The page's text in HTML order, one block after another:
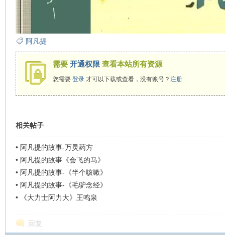
阿凡提
需要 开通权限 查看本站所有资源
您需要 登录才可以下载或查看，没有账号？ 注册
相关帖子
• 阿凡提的故事-万灵药方
• 阿凡提的故事《会飞的马》
• 阿凡提的故事-《半个咳嗽》
• 阿凡提的故事-《毛驴念经》
•
《大力士阿力大》王鸣泉
回复